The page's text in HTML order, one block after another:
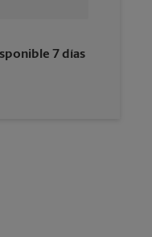
PM
7 días